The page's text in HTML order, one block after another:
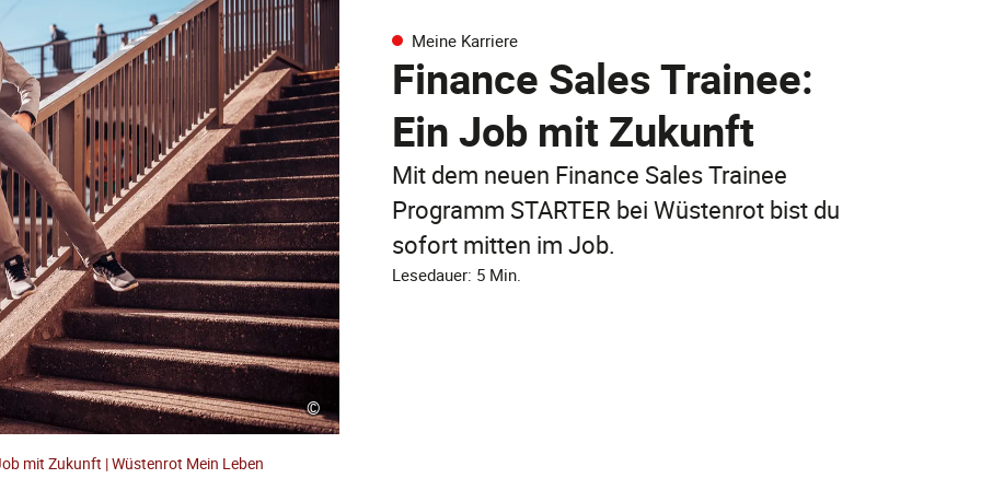
Jetzt online abschließen!
Jetzt entdecken
©
Meine Karriere
Finance Sales Trainee:
Ein Job mit Zukunft
Mit dem neuen Finance Sales Trainee
Programm STARTER bei Wüstenrot bist du
sofort mitten im Job.
Lesedauer: 5 Min.
mit Zukunft | Wüstenrot Mein Leben